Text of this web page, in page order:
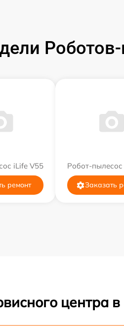
iLife V55
ремонт
Робот-
Заказать
центра